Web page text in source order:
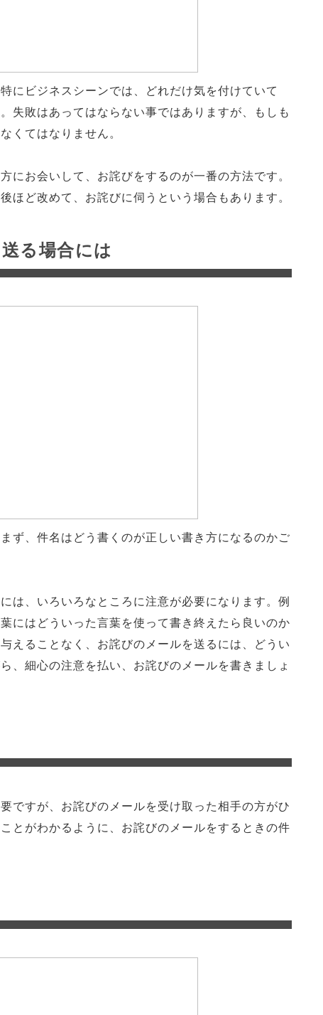
にビジネスシーンでは、どれだけ気を付けていて
失敗はあってはならない事ではありますが、もしも
くてはなりません。
にお会いして、お詫びをするのが一番の方法です。
ほど改めて、お詫びに伺うという場合もあります。
る場合には
ず、件名はどう書くのが正しい書き方になるのかご
は、いろいろなところに注意が必要になります。例
にはどういった言葉を使って書き終えたら良いのか
えることなく、お詫びのメールを送るには、どうい
、細心の注意を払い、お詫びのメールを書きましょ
ですが、お詫びのメールを受け取った相手の方がひ
とがわかるように、お詫びのメールをするときの件